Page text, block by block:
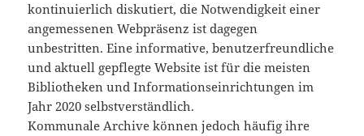
kontinuierlich diskutiert, die Notwendigkeit einer
angemessenen Webpräsenz ist dagegen
unbestritten. Eine informative, benutzerfreundliche
und aktuell gepflegte Website ist für die meisten
Bibliotheken und Informationseinrichtungen im
Jahr 2020 selbstverständlich.
Kommunale Archive können jedoch häufig ihre